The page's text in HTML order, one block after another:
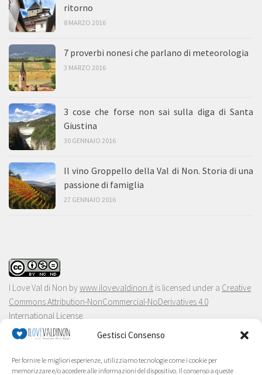
Gestisci Consenso
Per fornire le migliori esperienze, utilizziamo tecnologie come i cookie per
memorizzare e/o accedere alle informazioni del dispositivo. Il consenso a queste
ritorno
8 MARZO 2016
7 proverbi nonesi che parlano di meteorologia
3 MARZO 2016
3 cose che forse non sai sulla diga di Santa
Giustina
30 GENNAIO 2016
Il vino Groppello della Val di Non. Storia di una
passione di famiglia
27 GENNAIO 2016
I Love Val di Non bywww.ilovevaldinon.it is licensed under a Creative
Commons Attribution-NonCommercial-NoDerivatives 4.0
International License